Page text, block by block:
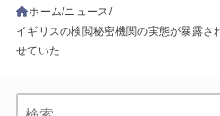
ホーム ニュース
イギリスの検閲秘密機関の実態が暴露
せていた